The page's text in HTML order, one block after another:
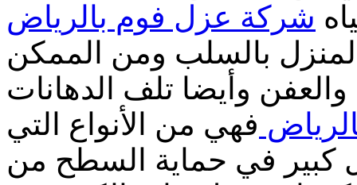
شركة عزل فوم بالرياض
بالسلب ومن الممكن
وأيضا تلف الدهانات
فهي من الأنواع التي
في حماية السطح من